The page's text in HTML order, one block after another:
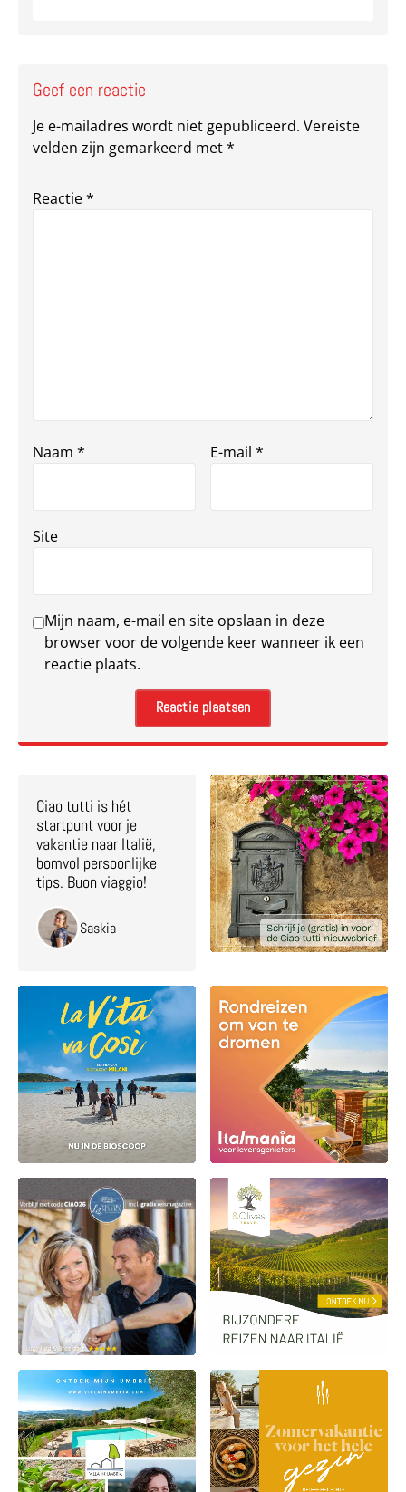
Geef een reactie
Je e-mailadres wordt niet gepubliceerd. Vereiste
velden zijn gemarkeerd met*
Reactie*
Naam * E-mail *
Site
Mijn naam, e-mail en site opslaan in deze
browser voor de volgende keer wanneer ik een
reactie plaats.
Ciao tutti is hét
startpunt voor je
vakantie naar Italië,
bomvol persoonlijke
tips. Buon viaggio!
Saskia